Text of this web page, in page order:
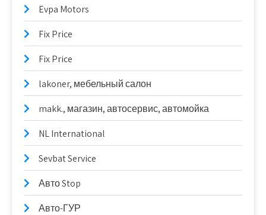
Evpa Motors
Fix Price
Fix Price
lakoner, мебельный салон
makk., магазин, автосервис, автомойка
NL International
Sevbat Service
Авто Stop
Авто-ГУР